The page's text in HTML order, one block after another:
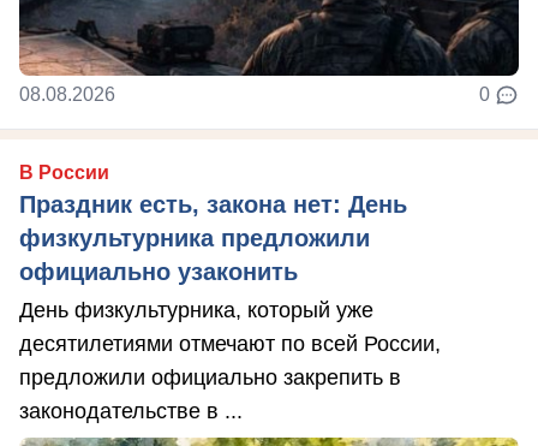
08.08.2026 0
В России
Праздник есть, закона нет: День
физкультурника предложили
официально узаконить
День физкультурника, который уже
десятилетиями отмечают по всей России,
предложили официально закрепить в
законодательстве в ...